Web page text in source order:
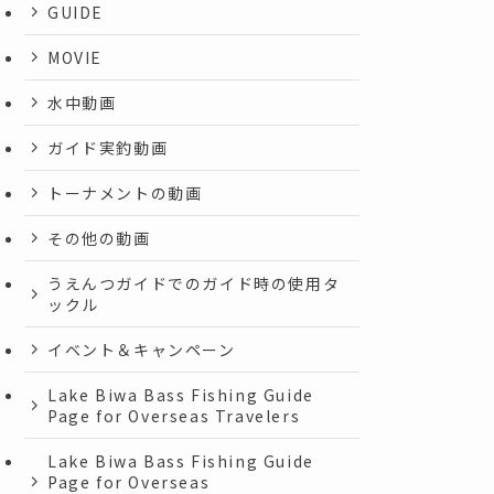
GUIDE
MOVIE
水中動画
ガイド実釣動画
トーナメントの動画
その他の動画
うえんつガイドでのガイド時の使用タ
ックル
イベント＆キャンペーン
Lake Biwa Bass Fishing Guide
Page for Overseas Travelers
Lake Biwa Bass Fishing Guide
Page for Overseas